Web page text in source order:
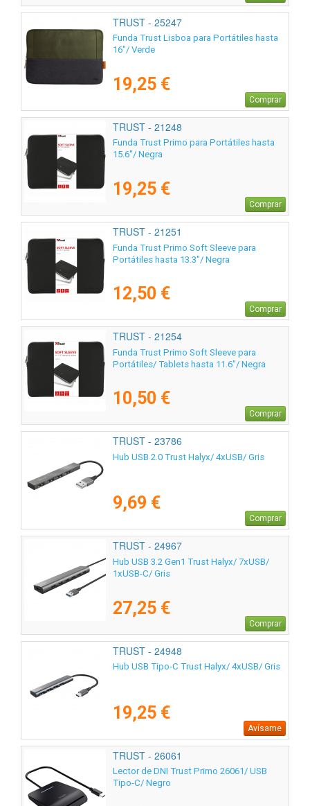
TRUST - 25247
Funda Trust Lisboa para Portátiles hasta
16"/ Verde
19,25 €
Comprar
TRUST - 21248
Funda Trust Primo para Portátiles hasta
15.6"/ Negra
19,25 €
Comprar
TRUST - 21251
Funda Trust Primo Soft Sleeve para
Portátiles hasta 13.3"/ Negra
12,50 €
Comprar
TRUST - 21254
Funda Trust Primo Soft Sleeve para
Portátiles/ Tablets hasta 11.6"/ Negra
10,50 €
Comprar
TRUST - 23786
Hub USB 2.0 Trust Halyx/ 4xUSB/ Gris
9,69 €
Comprar
TRUST - 24967
Hub USB 3.2 Gen1 Trust Halyx/ 7xUSB/
1xUSB-C/ Gris
27,25 €
Comprar
TRUST - 24948
Hub USB Tipo-C Trust Halyx/ 4xUSB/ Gris
19,25 €
Avísame
TRUST - 26061
Lector de DNI Trust Primo 26061/ USB
Tipo-C/ Negro